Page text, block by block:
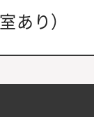
あり）